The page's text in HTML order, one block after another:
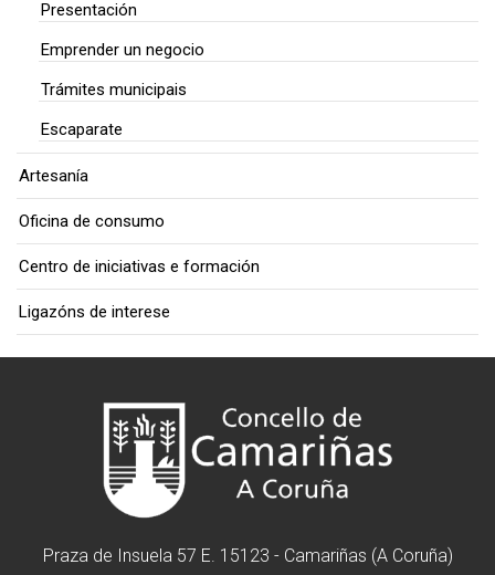
Presentación
Emprender un negocio
Trámites municipais
Escaparate
Artesanía
Oficina de consumo
Centro de iniciativas e formación
Ligazóns de interese
Praza de Insuela 57 E. 15123 - Camariñas (A Coruña)